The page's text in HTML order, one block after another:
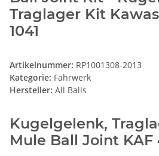
Traglager Kit
1041
Artikelnummer: RP1001308-2013
Kategorie: Fahrwerk
Hersteller: All Balls
Kugelgelenk,
Mule Ball Joint KAF